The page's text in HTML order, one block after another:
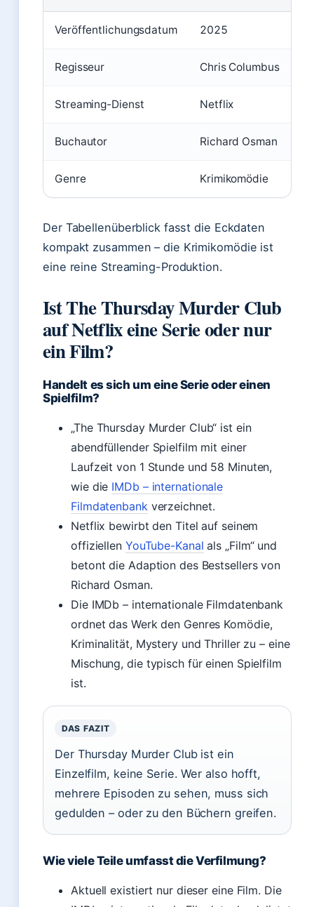
Veröffentlichungsdatum 2025
Regisseur Chris Columbus
Streaming-Dienst Netflix
Buchautor Richard Osman
Genre Krimikomödie
Der Tabellenüberblick fasst die Eckdaten
kompakt zusammen – die Krimikomödie ist
eine reine Streaming-Produktion.
Ist The Thursday Murder Club
auf Netflix eine Serie oder nur
ein Film?
Handelt es sich um eine Serie oder einen
Spielfilm?
„The Thursday Murder Club“ ist ein
abendfüllender Spielfilm mit einer
Laufzeit von 1 Stunde und 58 Minuten,
wie die IMDb – internationale
Filmdatenbankverzeichnet.
Netflix bewirbt den Titel auf seinem
offiziellen YouTube-Kanal als „Film“ und
betont die Adaption des Bestsellers von
Richard Osman.
Die IMDb – internationale Filmdatenbank
ordnet das Werk den Genres Komödie,
Kriminalität, Mystery und Thriller zu – eine
Mischung, die typisch für einen Spielfilm
ist.
DAS FAZIT
Der Thursday Murder Club ist ein
Einzelfilm, keine Serie. Wer also hofft,
mehrere Episoden zu sehen, muss sich
gedulden – oder zu den Büchern greifen.
Wie viele Teile umfasst die Verfilmung?
Aktuell existiert nur dieser eine Film. Die